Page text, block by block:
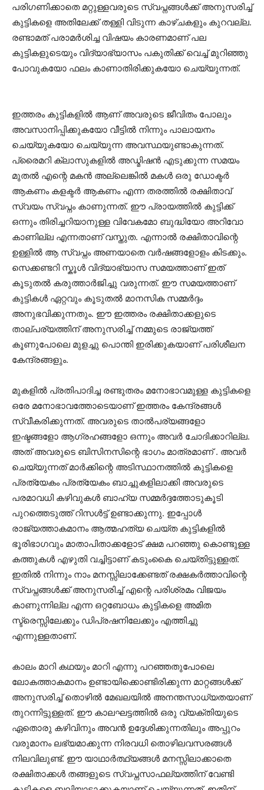
പരിഗണിക്കാതെ മറ്റുള്ളവരുടെ സ്വപ്നങ്ങൾക്ക് അനുസരിച്ച്
കുട്ടികളെ അതിലേക്ക് തള്ളി വിടുന്ന കാഴ്ചകളും കുറവല്ല.
രണ്ടാമത് പരാമർശിച്ച വിഷയം കാരണമാണ് പല
കുട്ടികളുടെയും വിദ്യാഭ്യാസം പകുതിക്ക് വെച്ച് മുറിഞ്ഞു
പോവുകയോ ഫലം കാണാതിരിക്കുകയോ ചെയ്യുന്നത്.
ഇത്തരം കുട്ടികളിൽ ആണ് അവരുടെ ജീവിതം പോലും
അവസാനിപ്പിക്കുകയോ വീട്ടിൽ നിന്നും പാലായനം
ചെയ്യുകയോ ചെയ്യുന്ന അവസ്ഥയുണ്ടാകുന്നത്.
പ്രൈമറി ക്ലാസുകളിൽ അഡ്മിഷൻ എടുക്കുന്ന സമയം
മുതൽ എന്റെ മകൻ അല്ലെങ്കിൽ മകൾ ഒരു ഡോക്ടർ
ആകണം കളക്ടർ ആകണം എന്ന തരത്തിൽ രക്ഷിതാവ്
സ്വയം സ്വപ്നം കാണുന്നത്. ഈ പ്രായത്തിൽ കുട്ടിക്ക്
ഒന്നും തിരിച്ചറിയാനുള്ള വിവേകമോ ബുദ്ധിയോ അറിവോ
കാണില്ല എന്നതാണ് വസ്തുത. എന്നാൽ രക്ഷിതാവിന്റെ
ഉള്ളിൽ ആ സ്വപ്നം അണയാതെ വർഷങ്ങളോളം കിടക്കും.
സെക്കണ്ടറി സ്കൂൾ വിദ്യാഭ്യാസ സമയത്താണ് ഇത്
കൂടുതൽ കരുത്താർജിച്ചു വരുന്നത്. ഈ സമയത്താണ്
കുട്ടികൾ ഏറ്റവും കൂടുതൽ മാനസിക സമ്മർദ്ദം
അനുഭവിക്കുന്നതും. ഈ ഇത്തരം രക്ഷിതാക്കളുടെ
താല്പര്യത്തിന് അനുസരിച്ച് നമ്മുടെ രാജ്യത്ത്
കൂണുപോലെ മുളച്ചു പൊന്തി ഇരിക്കുകയാണ് പരിശീലന
കേന്ദ്രങ്ങളും.
മുകളിൽ പ്രതിപാദിച്ച രണ്ടുതരം മനോഭാവമുള്ള കുട്ടികളെ
ഒരേ മനോഭാവത്തോടെയാണ് ഇത്തരം കേന്ദ്രങ്ങൾ
സ്വീകരിക്കുന്നത്. അവരുടെ താൽപര്യങ്ങളോ
ഇഷ്ടങ്ങളോ ആഗ്രഹങ്ങളോ ഒന്നും അവർ ചോദിക്കാറില്ല.
അത് അവരുടെ ബിസിനസിന്റെ ഭാഗം മാത്രമാണ് . അവർ
ചെയ്യുന്നത് മാർക്കിന്റെ അടിസ്ഥാനത്തിൽ കുട്ടികളെ
പ്രത്യേകം പ്രത്യേകം ബാച്ചുകളിലാക്കി അവരുടെ
പരമാവധി കഴിവുകൾ ബാഹ്യ സമ്മർദ്ദത്തോടുകൂടി
പുറത്തെടുത്ത് റിസൾട്ട് ഉണ്ടാക്കുന്നു. ഇപ്പോൾ
രാജ്യത്താകമാനം ആത്മഹത്യ ചെയ്ത കുട്ടികളിൽ
ഭൂരിഭാഗവും മാതാപിതാക്കളോട് ക്ഷമ പറഞ്ഞു കൊണ്ടുള്ള
കത്തുകൾ എഴുതി വച്ചിട്ടാണ് കടുംകൈ ചെയ്തിട്ടുള്ളത്.
ഇതിൽ നിന്നും നാം മനസ്സിലാക്കേണ്ടത് രക്ഷകർത്താവിന്റെ
സ്വപ്നങ്ങൾക്ക് അനുസരിച്ച് എന്റെ പരിശ്രമം വിജയം
കാണുന്നില്ല എന്ന ഒറ്റബോധം കുട്ടികളെ അമിത
സ്ട്രെസ്സിലേക്കും ഡിപ്രഷനിലേക്കും എത്തിച്ചു
എന്നുള്ളതാണ്.
കാലം മാറി കഥയും മാറി എന്നു പറഞ്ഞതുപോലെ
ലോകത്താകമാനം ഉണ്ടായിക്കൊണ്ടിരിക്കുന്ന മാറ്റങ്ങൾക്ക്
അനുസരിച്ച് തൊഴിൽ മേഖലയിൽ അനന്തസാധ്യതയാണ്
തുറന്നിട്ടുള്ളത്. ഈ കാലഘട്ടത്തിൽ ഒരു വ്യക്തിയുടെ
ഏതൊരു കഴിവിനും അവൻ ഉദ്ദേശിക്കുന്നതിലും അപ്പുറം
വരുമാനം ലഭ്യമാക്കുന്ന നിരവധി തൊഴിലവസരങ്ങൾ
നിലവിലുണ്ട്. ഈ യാഥാർത്ഥ്യങ്ങൾ മനസ്സിലാക്കാതെ
രക്ഷിതാക്കൾ തങ്ങളുടെ സ്വപ്നസാഫല്യത്തിന് വേണ്ടി